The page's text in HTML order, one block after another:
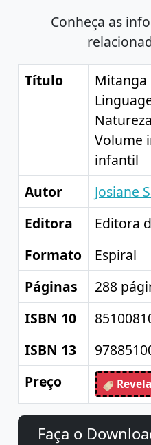
Conheça as
Título
Volume
infantil
Autor
Josiane
Editora
Editora
Formato
Espiral
Páginas
288
ISBN 10
ISBN 13
Preço
Faça o